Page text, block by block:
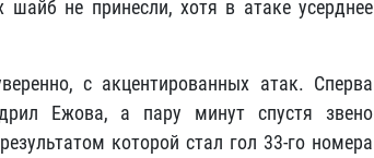
не принесли, хотя в атаке усерднее
с акцентированных атак. Сперва
Ежова, а пару минут спустя звено
которой стал гол 33-го номера